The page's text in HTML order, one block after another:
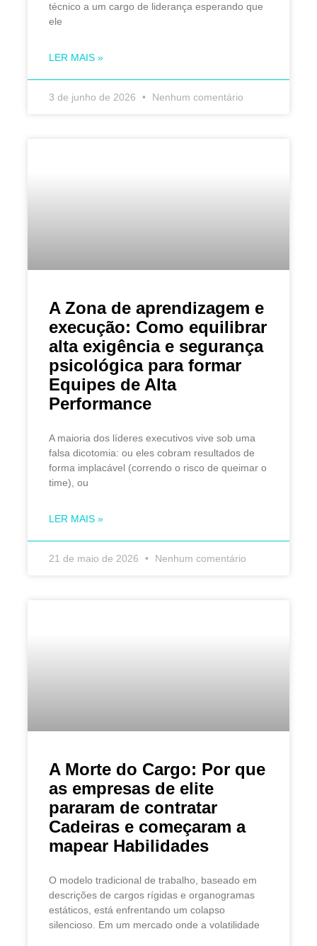
técnico a um cargo de liderança esperando que
ele
LER MAIS »
3 de junho de 2026 Nenhum comentário
A Zona de aprendizagem e
execução: Como equilibrar
alta exigência e segurança
psicológica para formar
Equipes de Alta
Performance
A maioria dos líderes executivos vive sob uma
falsa dicotomia: ou eles cobram resultados de
forma implacável (correndo o risco de queimar o
time), ou
LER MAIS »
21 de maio de 2026 Nenhum comentário
A Morte do Cargo: Por que
as empresas de elite
pararam de contratar
Cadeiras e começaram a
mapear Habilidades
O modelo tradicional de trabalho, baseado em
descrições de cargos rígidas e organogramas
estáticos, está enfrentando um colapso
silencioso. Em um mercado onde a volatilidade